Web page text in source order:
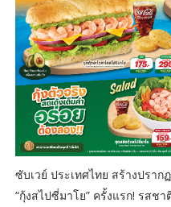
ซับเวย์ ประเทศไทย สร้างปรา
“กุ้งสไปซี่มาโย” ครั้งแรก! รสช